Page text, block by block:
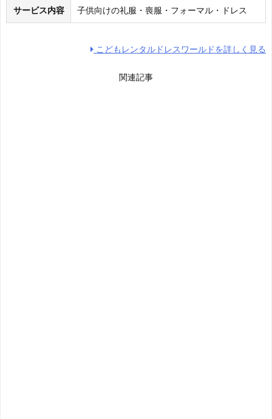
サービス内容 子供向けの礼服・喪服・フォーマル・ドレス
こどもレンタルドレスワールドを詳しく見る
関連記事